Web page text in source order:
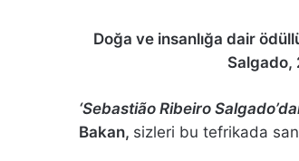
Doğa ve insanlığa dair
Salgado,
‘Sebastião Ribeiro
Bakan, sizleri bu tefrikada